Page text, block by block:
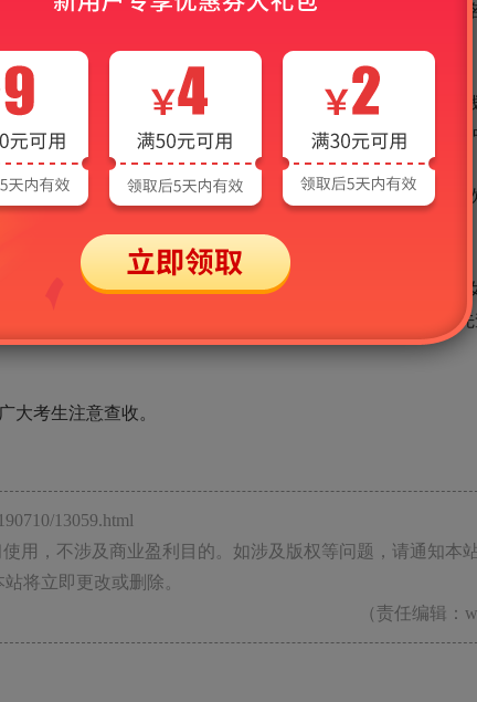
首页“录取查询”栏目进入查询页面，输入准考证上的考生报
码最后不含字母的6位数字），查询录取结果。
贯通、中职校自主招生。中本贯通的最低投档控制分数
为325分，市教育考试院在开通查询的同时会公布各中职校
中职校自主招生依据考生成绩，按照学校公示的招生方案
考生，其统一批志愿自动失效，录取考生不再参加统一批
次的投档录取。
的学校及缺额计划数。未被录取但参加过考试的随迁子
效身份证件等材料到有计划缺额的招生学校登记（建议事
考生注意查收。
13059.html
，不涉及商业盈利目的。如涉及版权等问题，请通知本
将立即更改或删除。
（责任编辑：